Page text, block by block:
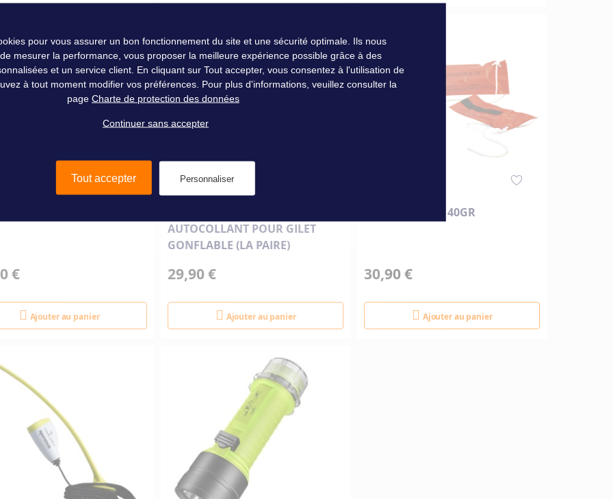
€
Ajouter au panier
AUTOCOLLANT POUR GILET
GONFLABLE (LA PAIRE)
29,90 €
Ajouter au panier
FLUORESCEINE 40GR
30,90 €
Ajouter au panier
pour vous assurer un bon fonctionnement du site et une sécurité optimale. Ils nous
mesurer la performance, vous proposer la meilleure expérience possible grâce à des
et un service client. En cliquant sur Tout accepter, vous consentez à l'utilisation de
à tout moment modifier vos préférences. Pour plus d'informations, veuillez consulter la
page Charte de protection des données
Continuer sans accepter
Tout accepter Personnaliser